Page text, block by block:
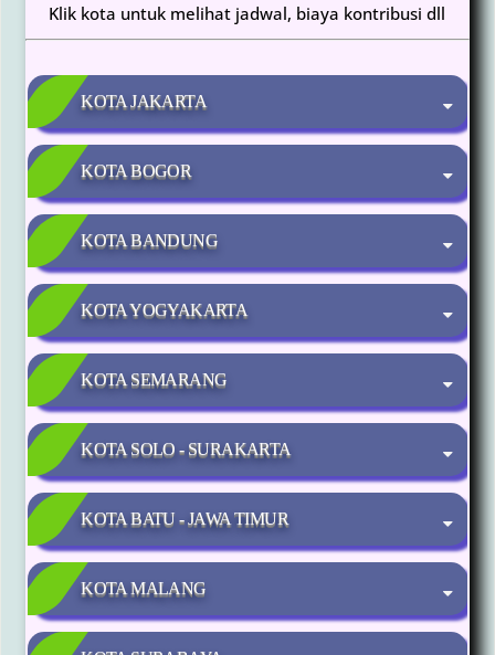
Klik kota untuk melihat jadwal, biaya kontribusi dll
KOTA JAKARTA
KOTA BOGOR
KOTA BANDUNG
KOTA YOGYAKARTA
KOTA SEMARANG
KOTA SOLO - SURAKARTA
KOTA BATU - JAWA TIMUR
KOTA MALANG